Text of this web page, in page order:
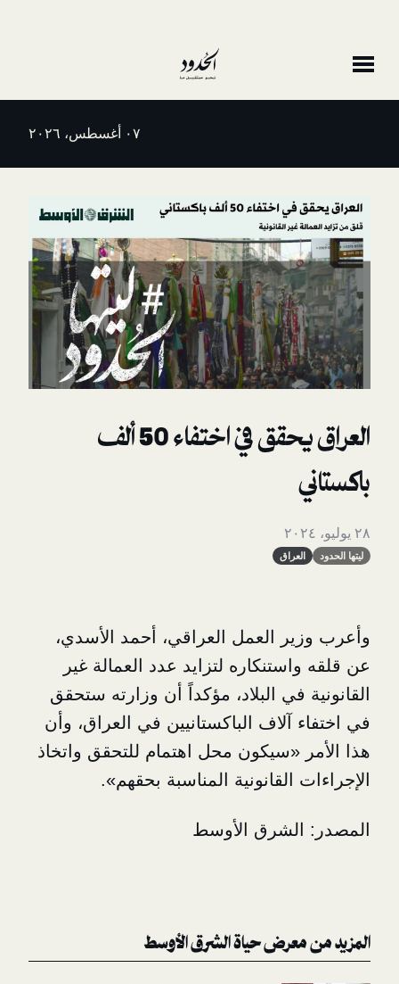
العراق يحقق في اختفاء 50 ألف
العمل العراقي، أحمد الأسدي،
لتزايد عدد العمالة غير
في البلاد، مؤكداً أن وزارته ستحقق
آلاف الباكستانيين في العراق، وأن
«سيكون محل اهتمام للتحقق واتخاذ
القانونية المناسبة بحقهم».
الأوسط
حياة الشرق الأوسط